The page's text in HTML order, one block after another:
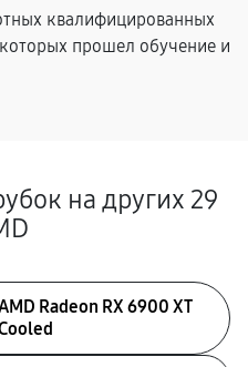
квалифицированных
прошел обучение и
на других 29
Radeon RX 6900 XT